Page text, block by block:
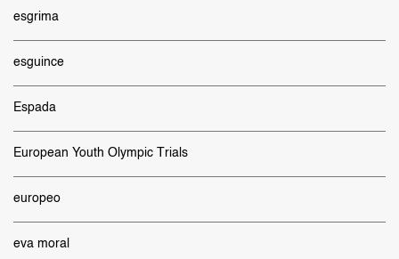
esgrima
esguince
Espada
European Youth Olympic Trials
europeo
eva moral